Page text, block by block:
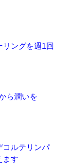
リングを週1回
ら潤いを
コルテリンパ
ます